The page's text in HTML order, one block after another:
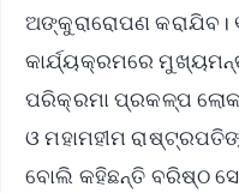
ଅଙ୍କୁରାରୋପଣ କରାଯିବ।
କାର୍ଯ୍ୟକ୍ରମରେ
ପରିକ୍ରମା ପ୍ରକଳ୍ପ
ଓ ମହାମହୀମ
ବୋଲି କହିଛନ୍ତି ବରିଷ୍ଠ